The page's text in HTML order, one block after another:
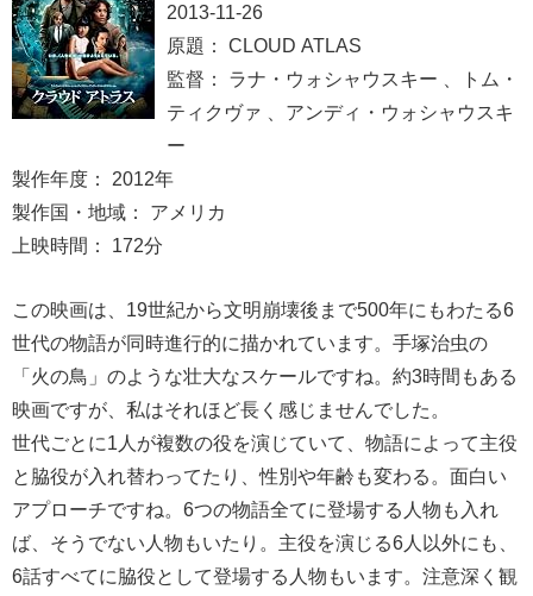
2013-11-26
原題： CLOUD ATLAS
監督： ラナ・ウォシャウスキー 、トム・
ティクヴァ 、アンディ・ウォシャウスキ
ー
製作年度： 2012年
製作国・地域： アメリカ
上映時間： 172分
この映画は、19世紀から文明崩壊後まで500年にもわたる6
世代の物語が同時進行的に描かれています。手塚治虫の
「火の鳥」のような壮大なスケールですね。約3時間もある
映画ですが、私はそれほど長く感じませんでした。
世代ごとに1人が複数の役を演じていて、物語によって主役
と脇役が入れ替わってたり、性別や年齢も変わる。面白い
アプローチですね。6つの物語全てに登場する人物も入れ
ば、そうでない人物もいたり。主役を演じる6人以外にも、
6話すべてに脇役として登場する人物もいます。注意深く観